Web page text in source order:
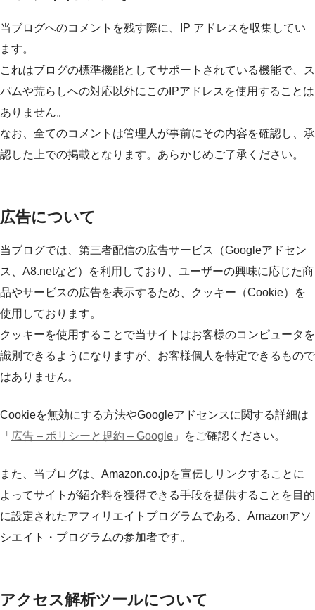
当ブログへのコメントを残す際に、IP アドレスを収集してい
ます。
これはブログの標準機能としてサポートされている機能で、ス
パムや荒らしへの対応以外にこのIPアドレスを使用することは
ありません。
なお、全てのコメントは管理人が事前にその内容を確認し、承
認した上での掲載となります。あらかじめご了承ください。
広告について
当ブログでは、第三者配信の広告サービス（Googleアドセン
ス、A8.netなど）を利用しており、ユーザーの興味に応じた商
品やサービスの広告を表示するため、クッキー（Cookie）を
使用しております。
クッキーを使用することで当サイトはお客様のコンピュータを
識別できるようになりますが、お客様個人を特定できるもので
はありません。
Cookieを無効にする方法やGoogleアドセンスに関する詳細は
「 広告 – ポリシーと規約 – Google 」をご確認ください。
また、当ブログは、Amazon.co.jpを宣伝しリンクすることに
よってサイトが紹介料を獲得できる手段を提供することを目的
に設定されたアフィリエイトプログラムである、Amazonアソ
シエイト・プログラムの参加者です。
アクセス解析ツールについて